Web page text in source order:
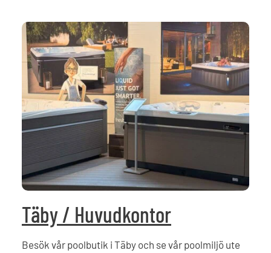
Täby / Huvudkontor
Besök vår poolbutik i Täby och se vår poolmiljö ute